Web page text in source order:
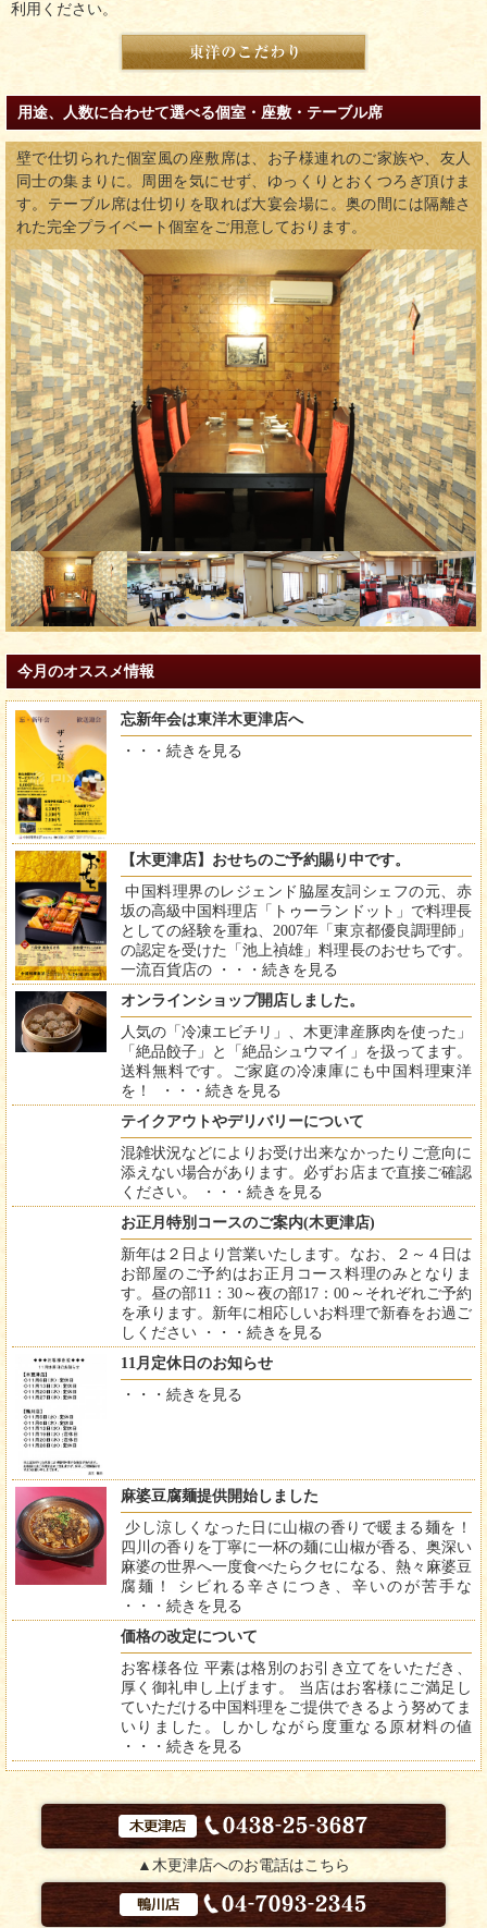
利用ください。
用途、人数に合わせて選べる個室・座敷・テーブル席
壁で仕切られた個室風の座敷席は、お子様連れのご家族や、友人
同士の集まりに。周囲を気にせず、ゆっくりとおくつろぎ頂けま
す。テーブル席は仕切りを取れば大宴会場に。奥の間には隔離さ
れた完全プライベート個室をご用意しております。
今月のオススメ情報
忘新年会は東洋木更津店へ
・・・ 続きを見る
【木更津店】おせちのご予約賜り中です。
中国料理界のレジェンド脇屋友詞シェフの元、赤
坂の高級中国料理店「トゥーランドット」で料理長
としての経験を重ね、2007年「東京都優良調理師」
の認定を受けた「池上禎雄」料理長のおせちです。
一流百貨店の ・・・ 続きを見る
オンラインショップ開店しました。
人気の「冷凍エビチリ」、木更津産豚肉を使った」
「絶品餃子」と「絶品シュウマイ」を扱ってます。
送料無料です。ご家庭の冷凍庫にも中国料理東洋
を！ ・・・ 続きを見る
テイクアウトやデリバリーについて
混雑状況などによりお受け出来なかったりご意向に
添えない場合があります。必ずお店まで直接ご確認
ください。 ・・・ 続きを見る
お正月特別コースのご案内(木更津店)
新年は２日より営業いたします。なお、２～４日は
お部屋のご予約はお正月コース料理のみとなりま
す。昼の部11：30～夜の部17：00～それぞれご予約
を承ります。新年に相応しいお料理で新春をお過ご
しください ・・・ 続きを見る
11月定休日のお知らせ
・・・ 続きを見る
麻婆豆腐麺提供開始しました
少し涼しくなった日に山椒の香りで暖まる麺を！
四川の香りを丁寧に一杯の麺に山椒が香る、奥深い
麻婆の世界へ一度食べたらクセになる、熱々麻婆豆
腐麺！ シビれる辛さにつき、辛いのが苦手な
・・・ 続きを見る
価格の改定について
お客様各位 平素は格別のお引き立てをいただき、
厚く御礼申し上げます。 当店はお客様にご満足し
ていただける中国料理をご提供できるよう努めてま
いりました。しかしながら度重なる原材料の値
・・・ 続きを見る
▲木更津店へのお電話はこちら